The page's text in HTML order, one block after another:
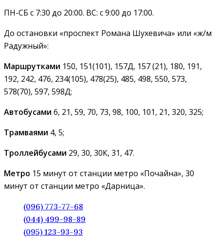
ПН-СБ с 7:30 до 20:00. ВС: с 9:00 до 17:00.
До остановки «проспект Романа Шухевича» или «ж/м
Радужный»:
Маршрутками 150, 151(101), 157Д, 157 (21), 180, 191,
192, 242, 476, 234(105), 478(25), 485, 498, 550, 573,
578(70), 597, 598Д;
Автобусами 6, 21, 59, 70, 73, 98, 100, 101, 21, 320, 325;
Трамваями 4, 5;
Троллейбусами 29, 30, 30К, 31, 47.
Метро 15 минут от станции метро «Почайна», 30
минут от станции метро «Дарница».
(096) 773-77-68
(044) 499-98-89
(095) 123-93-93